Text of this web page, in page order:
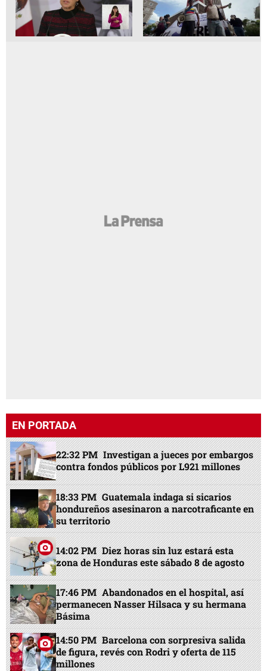
EN PORTADA
22:32 PM Investigan a jueces por embargos
contra fondos públicos por L921 millones
18:33 PM Guatemala indaga si sicarios
hondureños asesinaron a narcotraficante en
su territorio
14:02 PM Diez horas sin luz estará esta
zona de Honduras este sábado 8 de agosto
17:46 PM Abandonados en el hospital, así
permanecen Nasser Hilsaca y su hermana
Básima
14:50 PM Barcelona con sorpresiva salida
de figura, revés con Rodri y oferta de 115
millones